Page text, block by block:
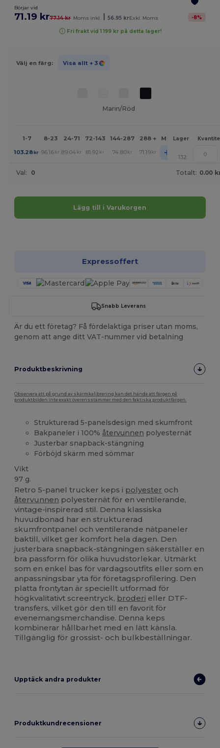
Börjar vid
71.19 kr77.14 kr Moms inkl. 56.95 krExkl. Moms -8%
Fri frakt vid 1 199 kr på detta lager!
Välj en färg: Visa allt + 3
Marin/Röd
1-7 8-23 24-71 72-143 144-287 288 + MerLager
103.28kr 96.16 kr 89.04 kr 81.92 kr 74.80 kr 71.19 kr + 132
Val: 0 Totalt: 0.00
Lägg till i Varukorgen
Expressoffert
Snabb Leverans
Är du ett företag? Få fördelaktiga priser utan moms,
genom att ange ditt VAT-nummer vid betalning
Produktbeskrivning
Observera att på grund av skärmkalibrering kan det hända att färgen på
produktbilden inte exakt överensstämmer med den faktiska produktfärgen.
Strukturerad 5-panelsdesign med skumfront
Bakpaneler i 100% återvunnen polyesternät
Justerbar snapback-stängning
Förböjd skärm med sömmar
Vikt
97 g.
Retro 5-panel trucker keps i polyester och
återvunnen polyesternät för en ventilerande,
vintage-inspirerad stil. Denna klassiska
huvudbonad har en strukturerad
skumfrontpanel och ventilerande nätpaneler
baktill, vilket ger komfort hela dagen. Den
justerbara snapback-stängningen säkerställer en
bra passform för olika huvudstorlekar. Utmärkt
som en enkel bas för vardagsoutfits eller som en
anpassningsbar yta för företagsprofilering. Den
platta frontytan är speciellt utformad för
högkvalitativt screentryck, broderi eller DTF-
transfers, vilket gör den till en favorit för
evenemangsmerchandise. Denna keps
kombinerar hållbarhet med en lätt känsla.
Tillgänglig för grossist- och bulkbeställningar.
Upptäck andra produkter
Produktkundrecensioner